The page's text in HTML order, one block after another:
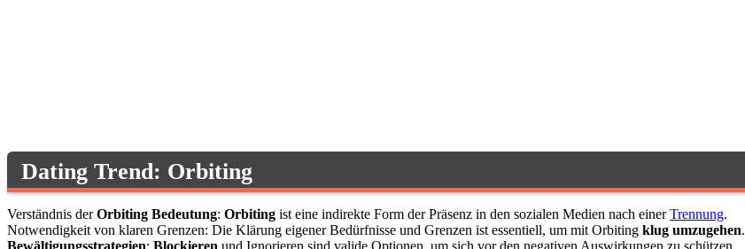
Dating Trend: Orbiting
Verständnis derOrbiting Bedeutung: Orbiting ist eine indirekte Form der Präsenz in den sozialen Medien nach einerTrennung.
Notwendigkeit von klaren Grenzen: Die Klärung eigener Bedürfnisse und Grenzen ist essentiell, um mit Orbiting klug umzugehen.